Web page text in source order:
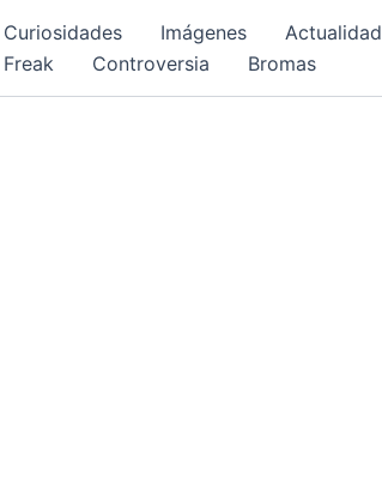
Curiosidades Imágenes Actualidad
Freak
Controversia Bromas